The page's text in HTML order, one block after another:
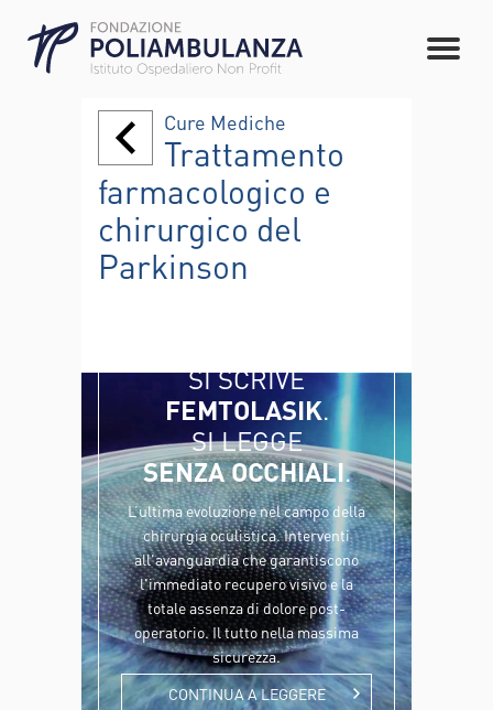
Cure Mediche
Trattamento
farmacologico e
chirurgico del
Parkinson
SI SCRIVE
FEMTOLASIK.
SI LEGGE
SENZA OCCHIALI.
L’ultima evoluzione nel campo della
chirurgia oculistica. Interventi
all'avanguardia che garantiscono
l'immediato recupero visivo e la
totale assenza di dolore post-
operatorio. Il tutto nella massima
sicurezza.
CONTINUA A LEGGERE